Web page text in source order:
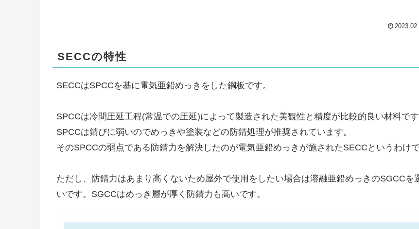
SECCの特性
SECCはSPCCを基に電気亜鉛めっきをした鋼板です。
SPCCは冷間圧延工程(常温での圧延)によって製造された美観性と精度が比較的良い材料で
SPCCは錆びに弱いのでめっきや塗装などの防錆処理が推奨されています。
そのSPCCの弱点である防錆力を解決したのが電気亜鉛めっきが施されたSECCというわけで
ただし、防錆力はあまり高くないため屋外で使用をしたい場合は溶融亜鉛めっきのSGCCを
いです。SGCCはめっき層が厚く防錆力も高いです。